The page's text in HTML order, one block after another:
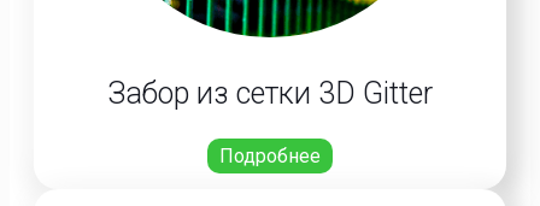
Забор из сетки 3D Gitter
Подробнее